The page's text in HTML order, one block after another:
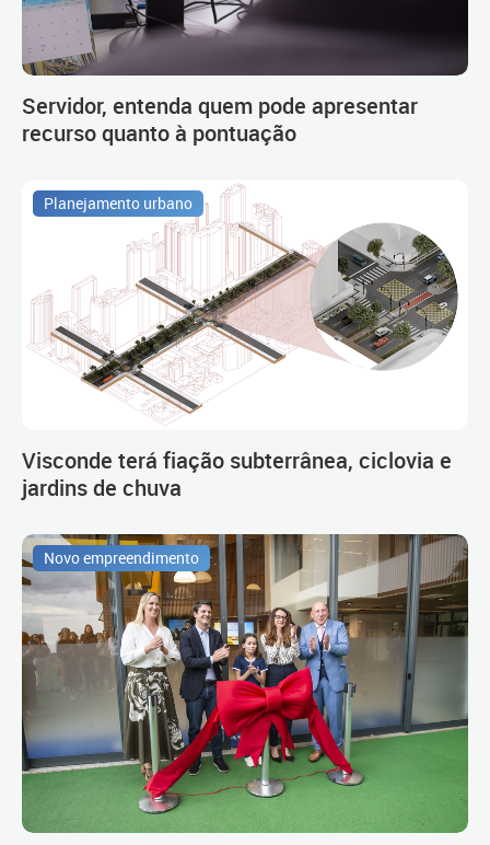
Servidor, entenda quem pode apresentar
recurso quanto à pontuação
Planejamento urbano
Visconde terá fiação subterrânea, ciclovia e
jardins de chuva
Novo empreendimento